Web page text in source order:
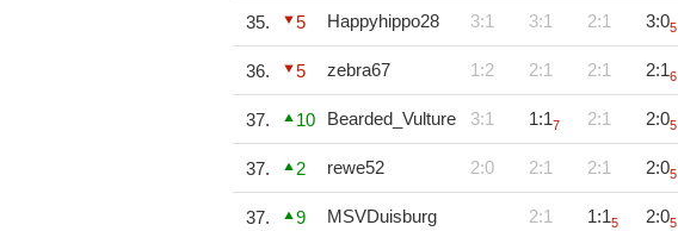
35. 5 Happyhippo28 3:1 3:1 2:1 3:05
36. 5 zebra67 1:2 2:1 2:1 2:16
37. 10 Bearded_Vulture 3:1 1:17 2:1 2:05
37. 2 rewe52 2:0 2:1 2:1 2:05
37. 9 MSVDuisburg 2:1 1:15 2:05